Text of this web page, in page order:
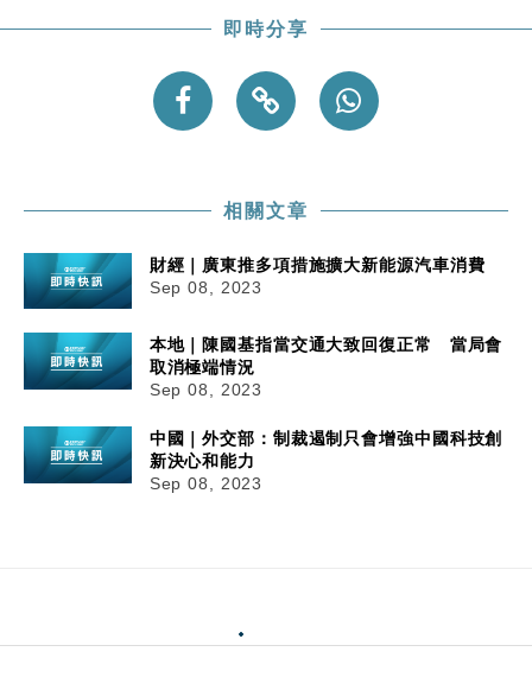
即時分享
相關文章
財經｜廣東推多項措施擴大新能源汽車消費
Sep 08, 2023
本地｜陳國基指當交通大致回復正常 當局會
取消極端情況
Sep 08, 2023
中國｜外交部：制裁遏制只會增強中國科技創
新決心和能力
Sep 08, 2023